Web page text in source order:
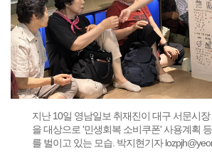
지난 10일 영남일보 취재진이 대구 서문시
을 대상으로 '민생회복 소비쿠폰' 사용계획
를 벌이고 있는 모습. 박지현기자